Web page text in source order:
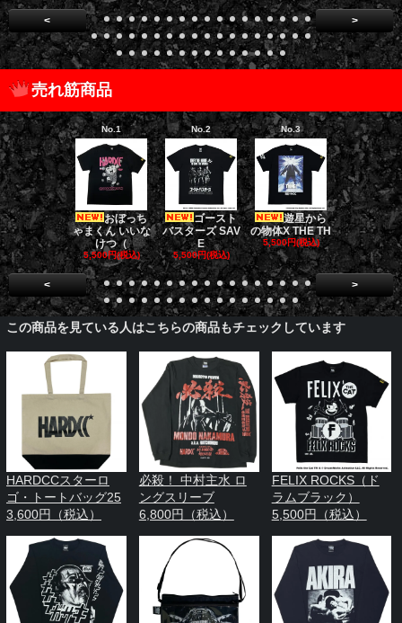
< >
売れ筋商品
No.1
おぼっち
ゃまくん いいな
けつ（
5,500円(税込)
No.2
ゴースト
バスターズ SAV
E
5,500円(税込)
No.3
遊星から
の物体X THE TH
5,500円(税込)
No.4
ゴー
バスターズ
ージャ
5,500円(税
< >
この商品を見ている人はこちらの商品もチェックしています
HARDCCスターロ
ゴ・トートバッグ25
3,600円（税込）
必殺！ 中村主水 ロ
ングスリーブ
6,800円（税込）
FELIX ROCKS（ド
ラムブラック）
5,500円（税込）